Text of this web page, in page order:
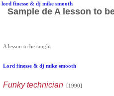
lord finesse & dj mike smooth
Sample de A lesson to
A lesson to be taught
Lord finesse & dj mike smooth
Funky technician[1990]